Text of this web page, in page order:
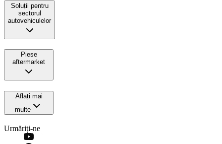
Soluții pentru
sectorul
autovehiculelor
Piese
aftermarket
Aflați mai
multe
Urmăriți-ne